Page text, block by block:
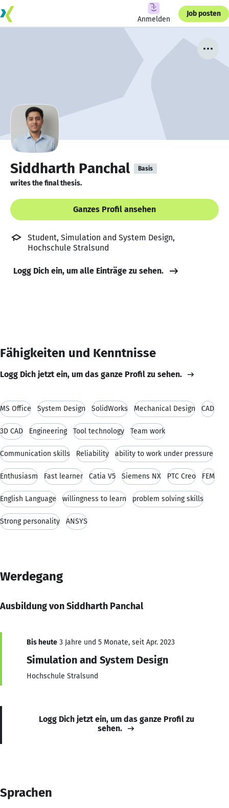
Anmelden
Job posten
Siddharth Panchal Basis
writes the final thesis.
Ganzes Profil ansehen
Student, Simulation and System Design,
Hochschule Stralsund
Logg Dich ein, um alle Einträge zu sehen.
Fähigkeiten und Kenntnisse
Logg Dich jetzt ein, um das ganze Profil zu sehen.
MS Office System Design SolidWorks Mechanical Design CAD
3D CAD Engineering Tool technology Team work
Communication skills Reliability ability to work under pressure
Enthusiasm Fast learner Catia V5 Siemens NX PTC Creo FEM
English Language willingness to learn problem solving skills
Strong personality ANSYS
Werdegang
Ausbildung von Siddharth Panchal
Bis heute 3 Jahre und 5 Monate, seit Apr. 2023
Simulation and System Design
Hochschule Stralsund
Logg Dich jetzt ein, um das ganze Profil zu
sehen.
Sprachen